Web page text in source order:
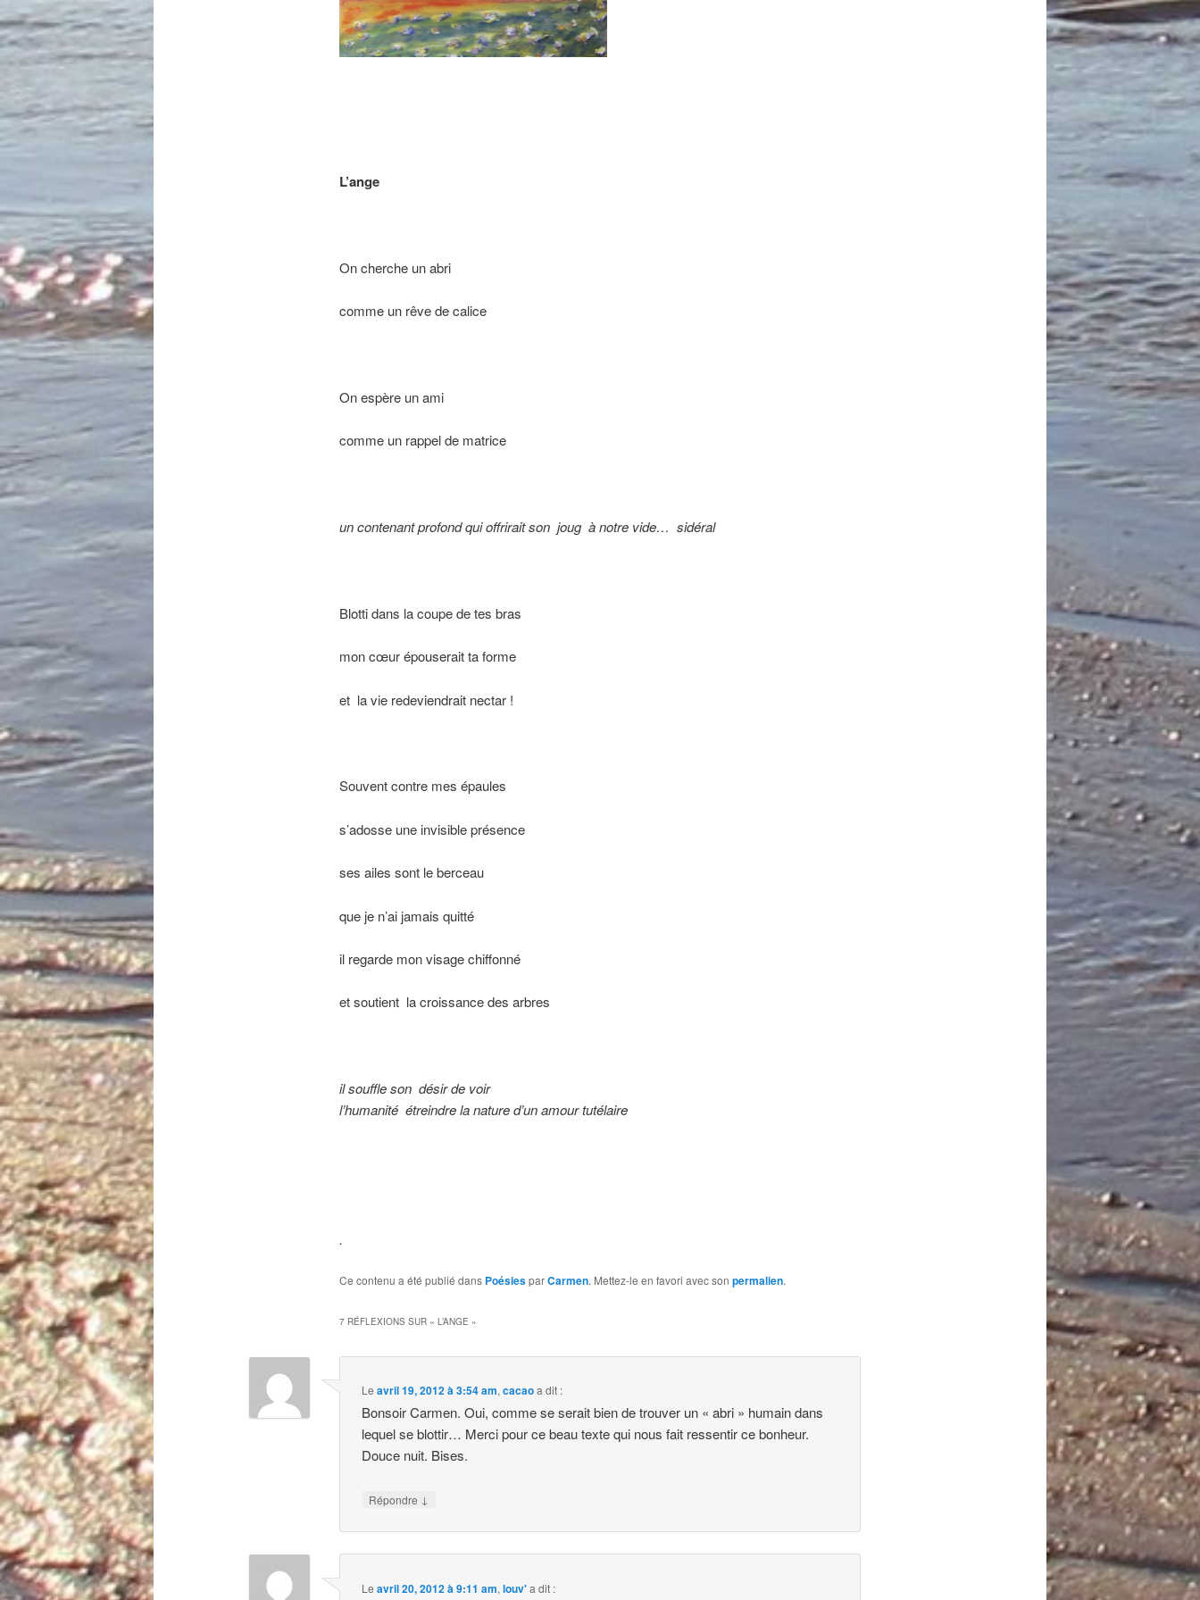
L’ange
On cherche un abri
comme un rêve de calice
On espère un ami
comme un rappel de matrice
un contenant profond qui offrirait son joug à notre vide… sidéral
Blotti dans la coupe de tes bras
mon cœur épouserait ta forme
et la vie redeviendrait nectar !
Souvent contre mes épaules
s’adosse une invisible présence
ses ailes sont le berceau
que je n’ai jamais quitté
il regarde mon visage chiffonné
et soutient la croissance des arbres
il souffle son désir de voir
l’humanité étreindre la nature d’un amour tutélaire
.
Ce contenu a été publié dans PoésiesparCarmen. Mettez-le en favori avec son permalien.
7 RÉFLEXIONS SUR « L’ANGE »
Leavril 19, 2012 à 3:54 am,cacaoa dit :
Bonsoir Carmen. Oui, comme se serait bien de trouver un « abri » humain dans
lequel se blottir… Merci pour ce beau texte qui nous fait ressentir ce bonheur.
Douce nuit. Bises.
Répondre ↓
Leavril 20, 2012 à 9:11 am,louv'a dit :